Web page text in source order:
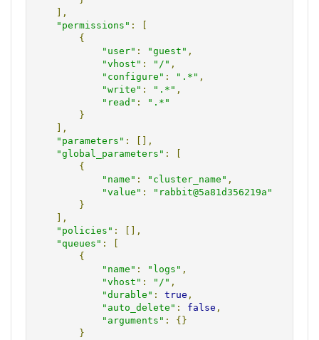
],
"permissions" :
{
"user" : "guest" ,
"vhost" : "/" ,
"configure" : ".*" ,
"write" : ".*" ,
"read" :
".*"
}
],
"parameters" :
[],
"global_parameters" :
{
"name" : "cluster_name" ,
"value" :
"rabbit@5a81d356219a"
}
],
"policies" :
[],
"queues" :
{
"name" : "logs" ,
"vhost" : "/" ,
"durable" : true ,
"auto_delete" : false ,
"arguments" :
{}
}